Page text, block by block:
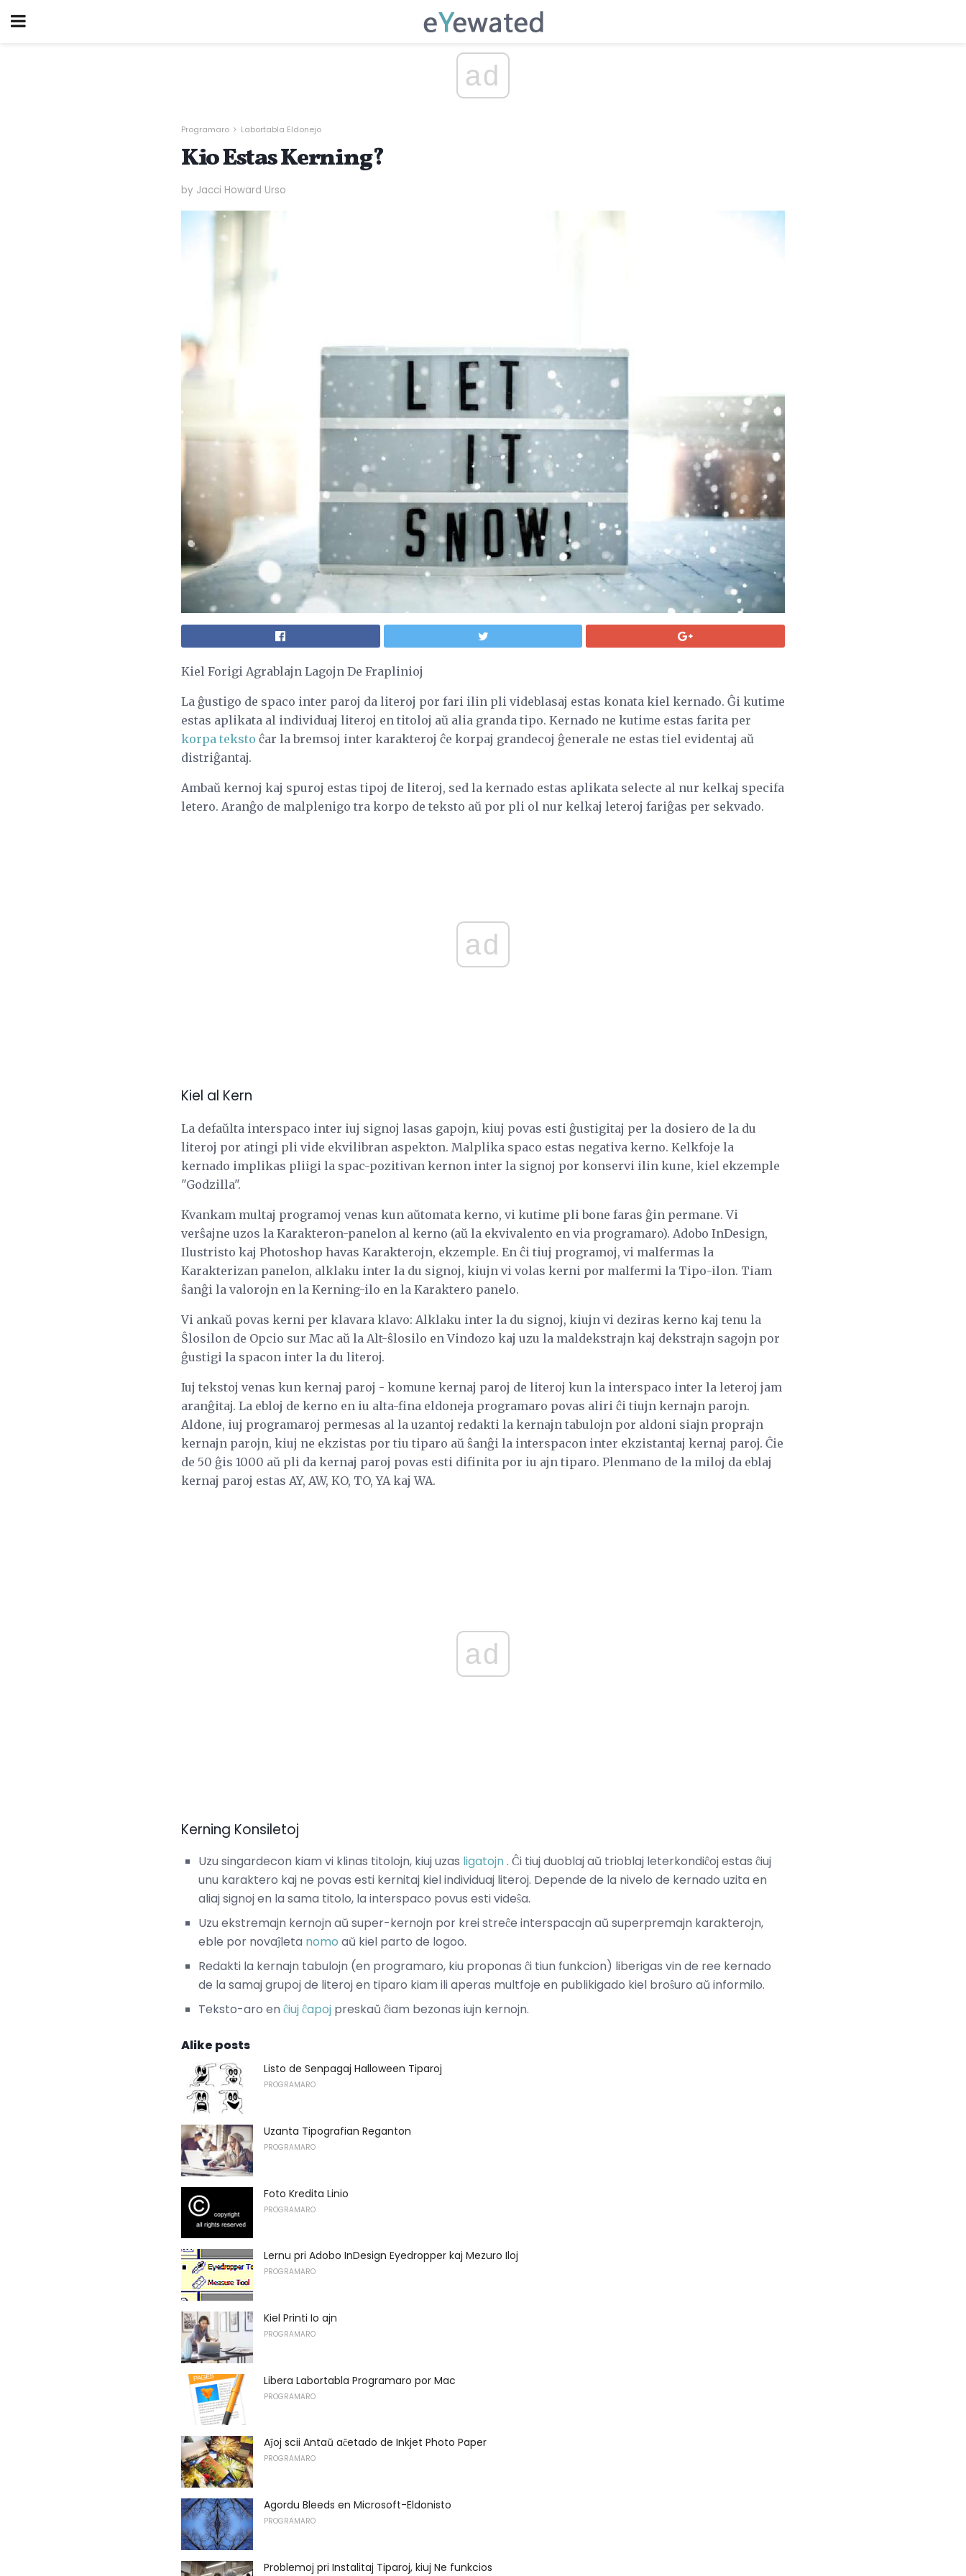
ad
Programaro Labortabla Eldonejo
Kio Estas Kerning?
by Jacci Howard Urso
Kiel Forigi Agrablajn Lagojn De Fraplinioj
La ĝustigo de spaco inter paroj da literoj por fari ilin pli videblasaj estas konata kiel kernado. Ĝi kutime
estas aplikata al individuaj literoj en titoloj aŭ alia granda tipo. Kernado ne kutime estas farita per
korpa teksto ĉar la bremsoj inter karakteroj ĉe korpaj grandecoj ĝenerale ne estas tiel evidentaj aŭ
distriĝantaj.
Ambaŭ kernoj kaj spuroj estas tipoj de literoj, sed la kernado estas aplikata selecte al nur kelkaj specifa
letero. Aranĝo de malplenigo tra korpo de teksto aŭ por pli ol nur kelkaj leteroj fariĝas per sekvado.
ad
Kiel al Kern
La defaŭlta interspaco inter iuj signoj lasas gapojn, kiuj povas esti ĝustigitaj per la dosiero de la du
literoj por atingi pli vide ekvilibran aspekton. Malplika spaco estas negativa kerno. Kelkfoje la
kernado implikas pliigi la spac-pozitivan kernon inter la signoj por konservi ilin kune, kiel ekzemple
"Godzilla".
Kvankam multaj programoj venas kun aŭtomata kerno, vi kutime pli bone faras ĝin permane. Vi
verŝajne uzos la Karakteron-panelon al kerno (aŭ la ekvivalento en via programaro). Adobo InDesign,
Ilustristo kaj Photoshop havas Karakterojn, ekzemple. En ĉi tiuj programoj, vi malfermas la
Karakterizan panelon, alklaku inter la du signoj, kiujn vi volas kerni por malfermi la Tipo-ilon. Tiam
ŝanĝi la valorojn en la Kerning-ilo en la Karaktero panelo.
Vi ankaŭ povas kerni per klavara klavo: Alklaku inter la du signoj, kiujn vi deziras kerno kaj tenu la
Ŝlosilon de Opcio sur Mac aŭ la Alt-ŝlosilo en Vindozo kaj uzu la maldekstrajn kaj dekstrajn sagojn por
ĝustigi la spacon inter la du literoj.
Iuj tekstoj venas kun kernaj paroj - komune kernaj paroj de literoj kun la interspaco inter la leteroj jam
aranĝitaj. La ebloj de kerno en iu alta-fina eldoneja programaro povas aliri ĉi tiujn kernajn parojn.
Aldone, iuj programaroj permesas al la uzantoj redakti la kernajn tabulojn por aldoni siajn proprajn
kernajn parojn, kiuj ne ekzistas por tiu tiparo aŭ ŝanĝi la interspacon inter ekzistantaj kernaj paroj. Ĉie
de 50 ĝis 1000 aŭ pli da kernaj paroj povas esti difinita por iu ajn tiparo. Plenmano de la miloj da eblaj
kernaj paroj estas AY, AW, KO, TO, YA kaj WA.
ad
Kerning Konsiletoj
Uzu singardecon kiam vi klinas titolojn, kiuj uzas ligatojn. Ĉi tiuj duoblaj aŭ trioblaj leterkondiĉoj estas ĉiuj
unu karaktero kaj ne povas esti kernitaj kiel individuaj literoj. Depende de la nivelo de kernado uzita en
aliaj signoj en la sama titolo, la interspaco povus esti videŝa.
Uzu ekstremajn kernojn aŭ super-kernojn por krei streĉe interspacajn aŭ superpremajn karakterojn,
eble por novaĵleta nomo aŭ kiel parto de logoo.
Redakti la kernajn tabulojn (en programaro, kiu proponas ĉi tiun funkcion) liberigas vin de ree kernado
de la samaj grupoj de literoj en tiparo kiam ili aperas multfoje en publikigado kiel broŝuro aŭ informilo.
Teksto-aro en ĉiuj ĉapoj preskaŭ ĉiam bezonas iujn kernojn.
Alike posts
Listo de Senpagaj Halloween Tiparoj
PROGRAMARO
Uzanta Tipografian Reganton
PROGRAMARO
Foto Kredita Linio
PROGRAMARO
Lernu pri Adobo InDesign Eyedropper kaj Mezuro Iloj
PROGRAMARO
Kiel Printi Io ajn
PROGRAMARO
Libera Labortabla Programaro por Mac
PROGRAMARO
Aĵoj scii Antaŭ aĉetado de Inkjet Photo Paper
PROGRAMARO
Agordu Bleeds en Microsoft-Eldonisto
PROGRAMARO
Problemoj pri Instalitaj Tiparoj, kiuj Ne funkcios